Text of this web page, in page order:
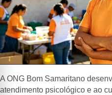
A ONG Bom Samaritano
atendimento psicológico e ao